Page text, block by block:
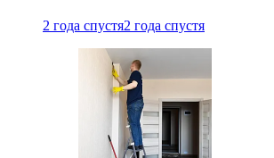
2 года спустя2 года спустя